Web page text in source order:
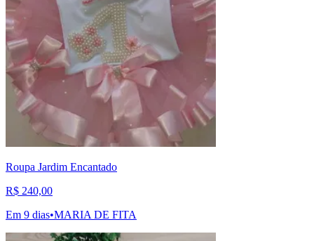
Roupa Jardim Encantado
R$ 240,00
Em 9 dias•MARIA DE FITA